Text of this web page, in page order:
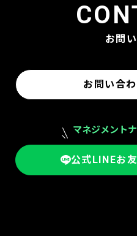
お問
お問い合
マネジメント
公式LINEお